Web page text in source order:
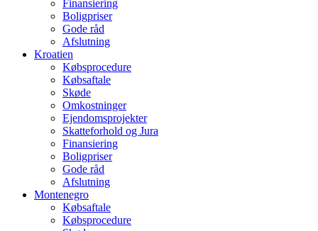
Finansiering
Boligpriser
Gode råd
Afslutning
Kroatien
Købsprocedure
Købsaftale
Skøde
Omkostninger
Ejendomsprojekter
Skatteforhold og Jura
Finansiering
Boligpriser
Gode råd
Afslutning
Montenegro
Købsaftale
Købsprocedure